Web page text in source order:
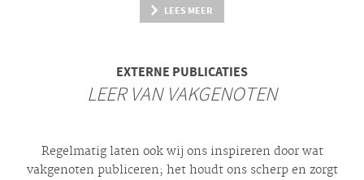
LEES MEER
EXTERNE PUBLICATIES
LEER VAN VAKGENOTEN
Regelmatig laten ook wij ons inspireren door wat
vakgenoten publiceren; het houdt ons scherp en zorgt